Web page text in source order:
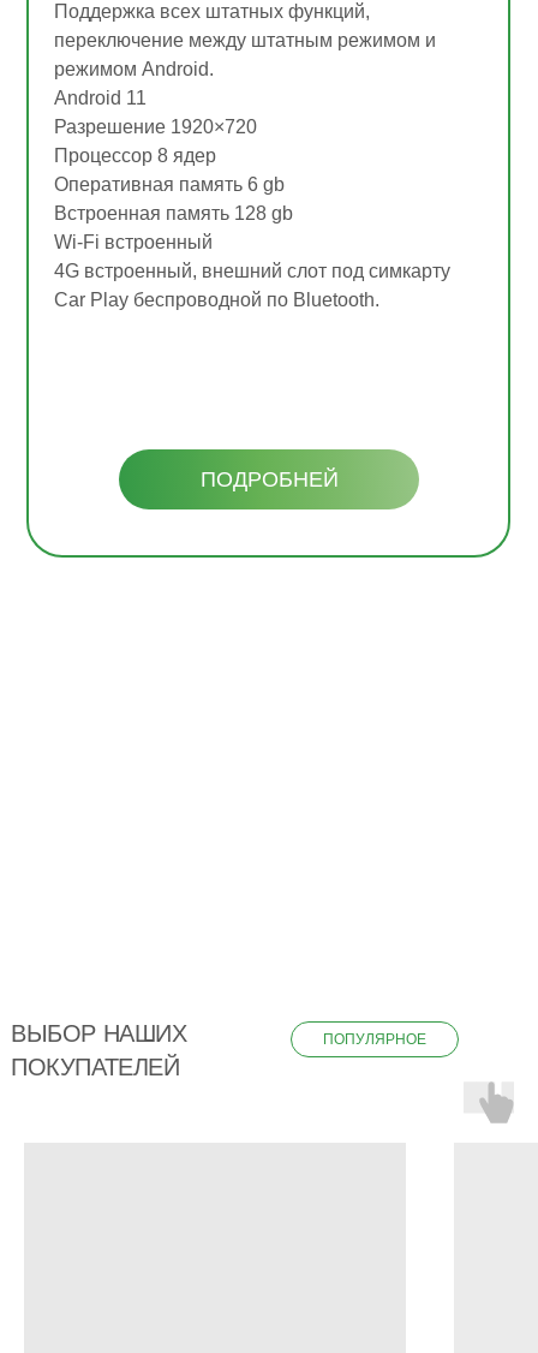
Поддержка всех штатных функций,
переключение между штатным режимом и
режимом Android.
Android 11
Разрешение 1920×720
Процессор 8 ядер
Оперативная память 6 gb
Встроенная память 128 gb
Wi-Fi встроенный
4G встроенный, внешний слот под симкарту
Car Play беспроводной по Bluetooth.
ПОДРОБНЕЙ
ВЫБОР НАШИХ
ПОКУПАТЕЛЕЙ
ПОПУЛЯРНОЕ